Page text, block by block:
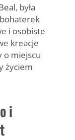
, była
i osobiste
kreacje
o miejscu
życiem
i